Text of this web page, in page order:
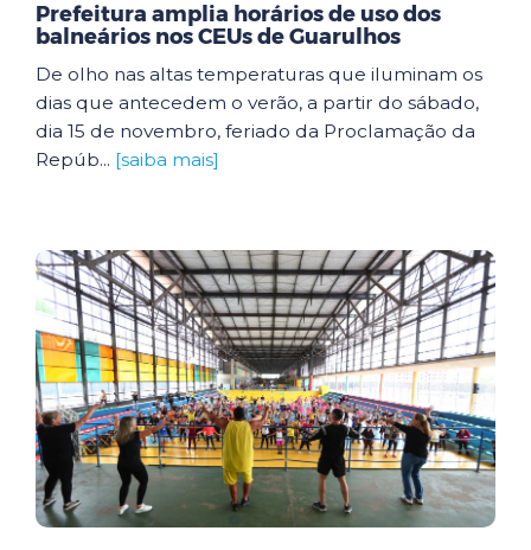
Prefeitura amplia horários de uso dos
balneários nos CEUs de Guarulhos
De olho nas altas temperaturas que iluminam os
dias que antecedem o verão, a partir do sábado,
dia 15 de novembro, feriado da Proclamação da
Repúb... [saiba mais]